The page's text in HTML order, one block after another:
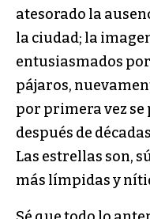
atesorado la
la ciudad; la
entusiasmados
pájaros,
por primera vez
después de
Las estrellas son,
más límpidas y